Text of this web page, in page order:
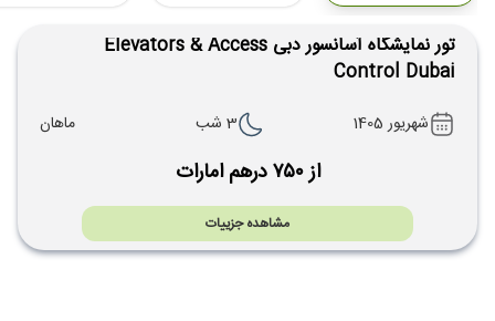
تور نمایشگاه آسانسور دبی Elevators & Access
Control Dubai
شهریور 1405 3 شب ماهان
از ۷۵۰ درهم امارات
مشاهده جزییات